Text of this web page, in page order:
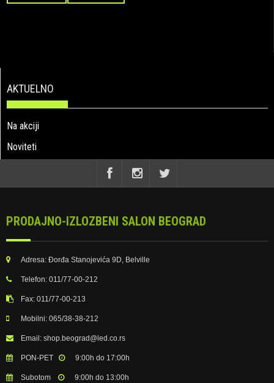
AKTUELNO
Na akciji
Noviteti
PRODAJNO-IZLOZBENI SALON BEOGRAD
Adresa: Đorđa Stanojevića 9D, Belville
Telefon: 011/77-00-212
Fax: 011/77-00-213
Mobilni: 065/38-38-212
Email: shop.beograd@led.co.rs
PON-PET 9:00h do 17:00h
Subotom 9:00h do 13:00h